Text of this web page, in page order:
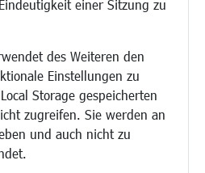
einer Sitzung zu
des Weiteren den
Einstellungen zu
Storage gespeicherten
zugreifen. Sie werden an
und auch nicht zu